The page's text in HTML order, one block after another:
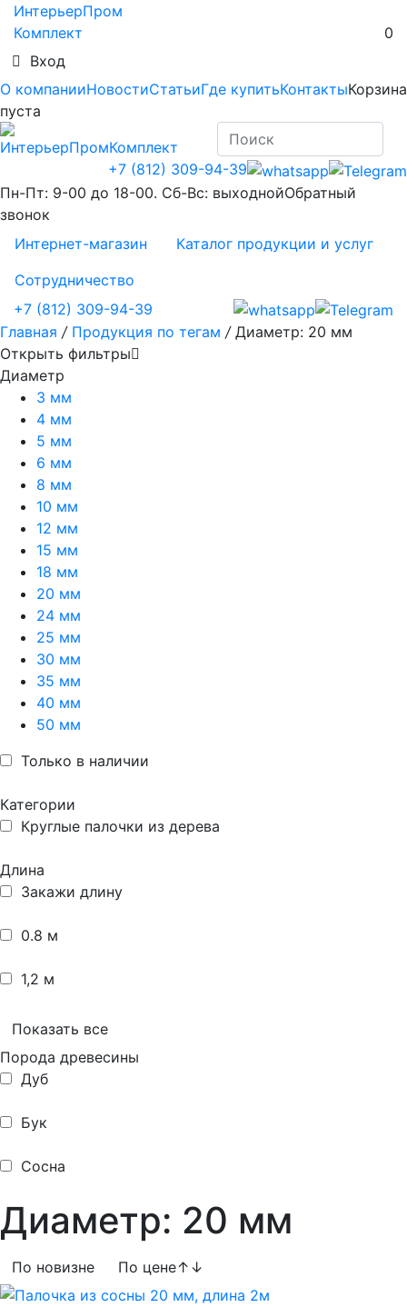
ИнтерьерПром
Комплект
0
Вход
О компанииНовостиСтатьиГде купитьКонтактыКорзина
пуста
+7 (812) 309-94-39
Пн-Пт: 9-00 до 18-00. Сб-Вс: выходнойОбратный
звонок
Интернет-магазин
Каталог продукции и услуг
Сотрудничество
+7 (812) 309-94-39
Главная / Продукция по тегам /Диаметр: 20 мм
Открыть фильтры
Диаметр
3 мм
4 мм
5 мм
6 мм
8 мм
10 мм
12 мм
15 мм
18 мм
20 мм
24 мм
25 мм
30 мм
35 мм
40 мм
50 мм
Только в наличии
Категории
Круглые палочки из дерева
Длина
Закажи длину
0.8 м
1,2 м
Показать все
Порода древесины
Дуб
Бук
Сосна
Диаметр: 20 мм
По новизне По цене↑ ↓